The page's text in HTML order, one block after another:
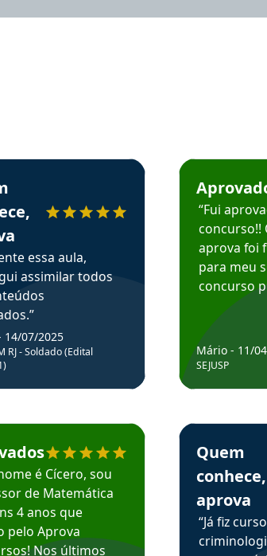
recomenda o Aprova Concursos em
essa aula,
assimilar todos
14/07/2025
RJ - Soldado (Edital
recomenda o Aprova Concursos em
é Cícero, sou
de Matemática
4 anos que
pelo Aprova
Nos últimos
Estudante
“Fui
concurso!!
aprova foi
para meu
concurso
Mário - 11/
SEJUSP
Estudante
Quem
conhece,
aprova
“Já fiz